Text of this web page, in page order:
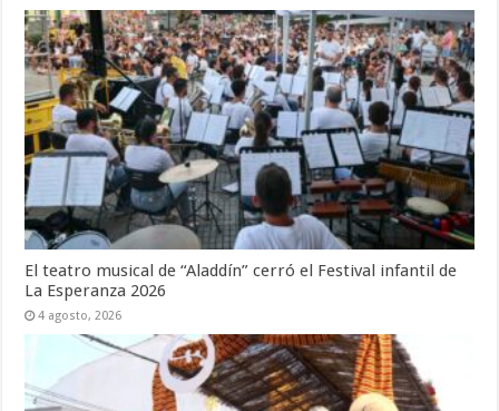
El teatro musical de “Aladdín” cerró el Festival infantil de
La Esperanza 2026
4 agosto, 2026